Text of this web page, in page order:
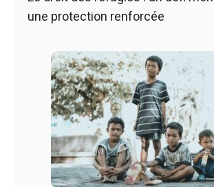
une protection renforcée